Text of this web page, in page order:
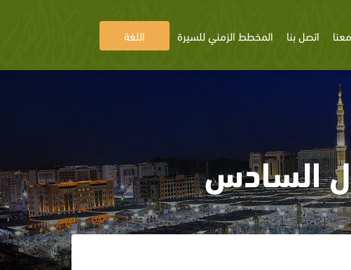
اتصل بنا المخطط الزمني للسيرة اللغة
السادس